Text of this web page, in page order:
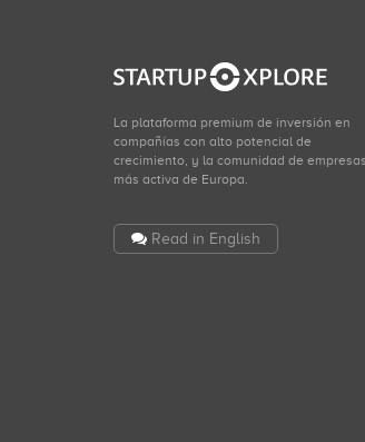
La plataforma premium de inversión en
compañías con alto potencial de
crecimiento, y la comunidad de empresas
más activa de Europa.
Read in English